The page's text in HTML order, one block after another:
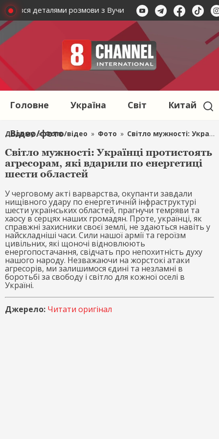
деталями розмови з Вучичем Зеленський
Головне Україна Світ Китай
Відео/фото
Додому » Фото/відео » Фото » Світло мужності: Українці протистоять агресорам, які вдарили по енергетиці шести областей
Світло мужності: Українці протистоять
агресорам, які вдарили по енергетиці
шести областей
У черговому акті варварства, окупанти завдали
нищівного удару по енергетичній інфраструктурі
шести українських областей, прагнучи темряви та
хаосу в серцях наших громадян. Проте, українці, як
справжні захисники своєї землі, не здаються навіть у
найскладніші часи. Сили нашої армії та героїзм
цивільних, які щоночі відновлюють
енергопостачання, свідчать про непохитність духу
нашого народу. Незважаючи на жорстокі атаки
агресорів, ми залишимося єдині та незламні в
боротьбі за свободу і світло для кожної оселі в
Україні.
Джерело: Читати оригінал